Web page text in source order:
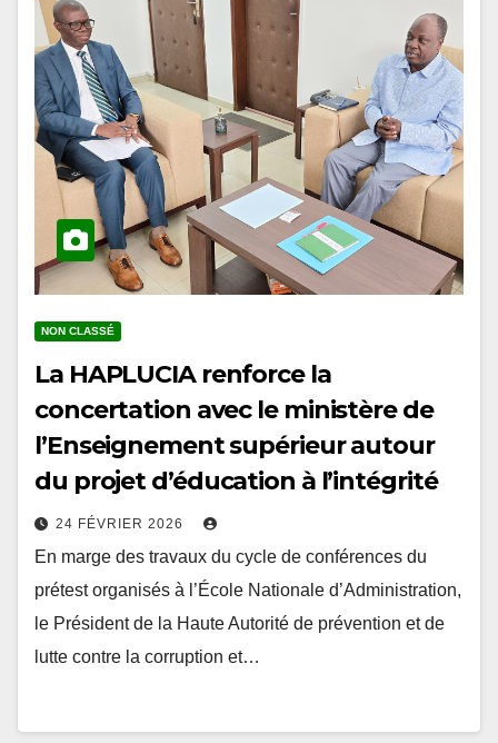
La HAPLUCIA renforce la
concertation avec le ministère de
l’Enseignement supérieur autour
du projet d’éducation à l’intégrité
24 FÉVRIER 2026
En marge des travaux du cycle de conférences du
prétest organisés à l’École Nationale d’Administration,
le Président de la Haute Autorité de prévention et de
lutte contre la corruption et…